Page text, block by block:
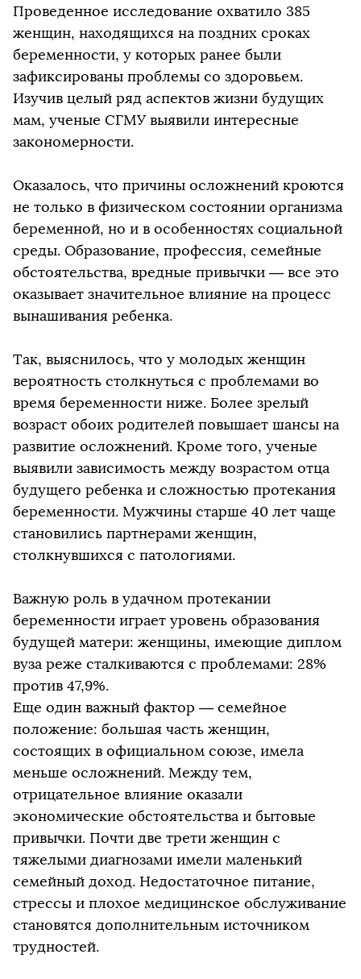
Проведенное исследование охватило 385
женщин, находящихся на поздних сроках
беременности, у которых ранее были
зафиксированы проблемы со здоровьем.
Изучив целый ряд аспектов жизни будущих
мам, ученые СГМУ выявили интересные
закономерности.
Оказалось, что причины осложнений кроются
не только в физическом состоянии организма
беременной, но и в особенностях социальной
среды. Образование, профессия, семейные
обстоятельства, вредные привычки — все это
оказывает значительное влияние на процесс
вынашивания ребенка.
Так, выяснилось, что у молодых женщин
вероятность столкнуться с проблемами во
время беременности ниже. Более зрелый
возраст обоих родителей повышает шансы на
развитие осложнений. Кроме того, ученые
выявили зависимость между возрастом отца
будущего ребенка и сложностью протекания
беременности. Мужчины старше 40 лет чаще
становились партнерами женщин,
столкнувшихся с патологиями.
Важную роль в удачном протекании
беременности играет уровень образования
будущей матери: женщины, имеющие диплом
вуза реже сталкиваются с проблемами: 28%
против 47,9%.
Еще один важный фактор — семейное
положение: большая часть женщин,
состоящих в официальном союзе, имела
меньше осложнений. Между тем,
отрицательное влияние оказали
экономические обстоятельства и бытовые
привычки. Почти две трети женщин с
тяжелыми диагнозами имели маленький
семейный доход. Недостаточное питание,
стрессы и плохое медицинское обслуживание
становятся дополнительным источником
трудностей.